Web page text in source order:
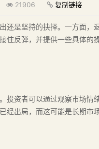
21906 复制链接
还是坚持的抉择。一方面，
反弹，并提供一些具体的操
资者可以通过观察市场情
经出局，而这可能是长期市